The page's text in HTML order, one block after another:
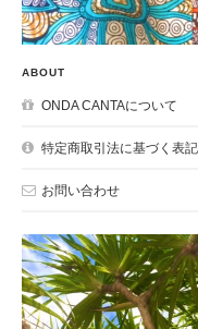
ABOUT
ONDA CANTAについて
特定商取引法に基づく表記
お問い合わせ